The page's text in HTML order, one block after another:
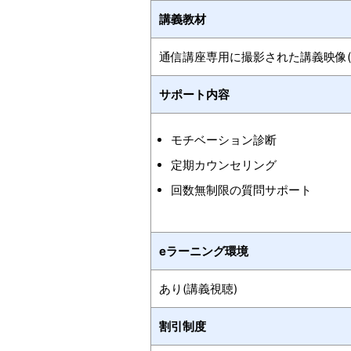
講義教材
通信講座専用に撮影された講義映像
サポート内容
モチベーション診断
定期カウンセリング
回数無制限の質問サポート
eラーニング環境
あり(講義視聴)
割引制度